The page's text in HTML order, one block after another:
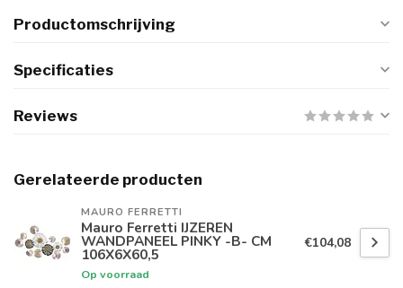
Productomschrijving
Specificaties
Reviews
Gerelateerde producten
MAURO FERRETTI
Mauro Ferretti IJZEREN
WANDPANEEL PINKY -B- CM
106X6X60,5
Op voorraad
€104,08